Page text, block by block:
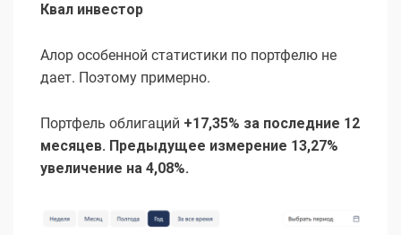
Квал инвестор
Алор особенной статистики по портфелю не
дает. Поэтому примерно.
Портфель облигаций +17,35% за последние 12
месяцев. Предыдущее измерение 13,27%
увеличение на 4,08%.